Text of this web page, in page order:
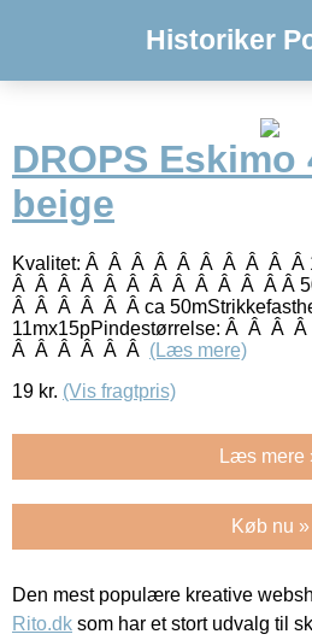
Historiker
DROPS Eskimo
beige
Kvalitet: Â Â Â Â Â Â Â Â Â Â
Â Â Â Â Â Â Â Â Â Â Â Â Â
Â Â Â Â Â Â ca
11mx15pPindestørrelse: Â Â Â
Â Â Â Â Â Â (Læs mere)
19 kr. (Vis fragtpris)
Læs mere
Køb nu »
Den mest populære kreative
Rito.dk som har et stort udvalg til